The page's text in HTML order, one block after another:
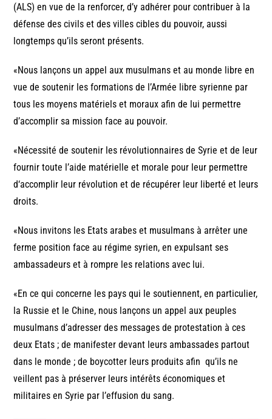
(ALS) en vue de la renforcer, d’y adhérer pour contribuer à la
défense des civils et des villes cibles du pouvoir, aussi
longtemps qu’ils seront présents.
«Nous lançons un appel aux musulmans et au monde libre en
vue de soutenir les formations de l’Armée libre syrienne par
tous les moyens matériels et moraux afin de lui permettre
d’accomplir sa mission face au pouvoir.
«Nécessité de soutenir les révolutionnaires de Syrie et de leur
fournir toute l’aide matérielle et morale pour leur permettre
d‘accomplir leur révolution et de récupérer leur liberté et leurs
droits.
«Nous invitons les Etats arabes et musulmans à arrêter une
ferme position face au régime syrien, en expulsant ses
ambassadeurs et à rompre les relations avec lui.
«En ce qui concerne les pays qui le soutiennent, en particulier,
la Russie et le Chine, nous lançons un appel aux peuples
musulmans d’adresser des messages de protestation à ces
deux Etats ; de manifester devant leurs ambassades partout
dans le monde ; de boycotter leurs produits afin qu’ils ne
veillent pas à préserver leurs intérêts économiques et
militaires en Syrie par l’effusion du sang.